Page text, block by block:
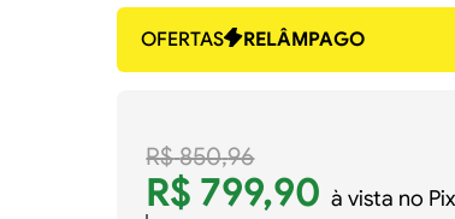
OFERTAS RELÂMPAGO
R$ 850,96
R$ 799,90 à vista no Pix